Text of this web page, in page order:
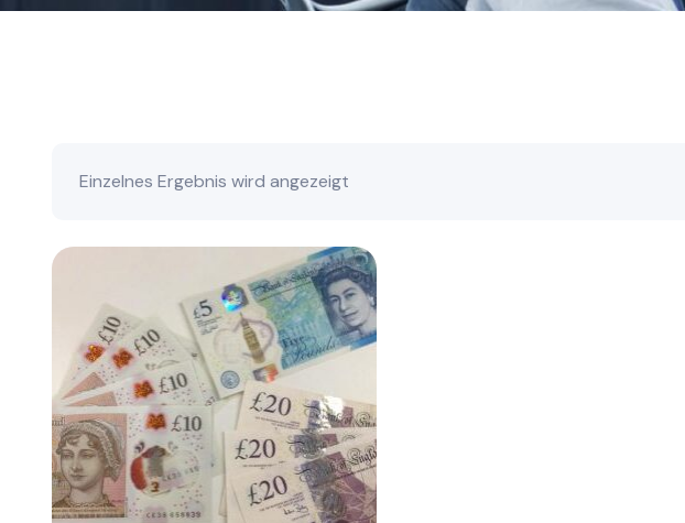
Einzelnes Ergebnis wird angezeigt